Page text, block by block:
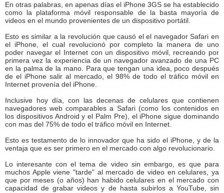
En otras palabras, en apenas días el iPhone 3GS se ha establecido
como la plataforma móvil responsable de la basta mayoría de
videos en el mundo provenientes de un dispositivo portátil.
Esto es similar a la revolución que causó el el navegador Safari en
el iPhone, el cual revolucionó por completo la manera de uno
poder navegar el Internet con un dispositivo móvil, recreando por
primera vez la experiencia de un navegador avanzado de una PC
en la palma de la mano. Para que tengan una idea, poco después
de el iPhone salir al mercado, el 98% de todo el tráfico móvil en
Internet provenía del iPhone.
Inclusive hoy día, con las decenas de celulares que contienen
navegadores web comparables a Safari (como los contenidos en
los dispositivos Android y el Palm Pre), el iPhone sigue dominando
con mas del 75% de todo el tráfico móvil en Internet.
Esto es testamento de lo innovador que ha sido el iPhone, y de la
ventaja que es ser primero en el mercado con algo revolucionario.
Lo interesante con el tema de video sin embargo, es que para
muchos Apple viene "tarde" al mercado de video en celulares, ya
que por meses (o años) han habido celulares en el mercado con
capacidad de grabar videos y de hasta subirlos a YouTube, sin